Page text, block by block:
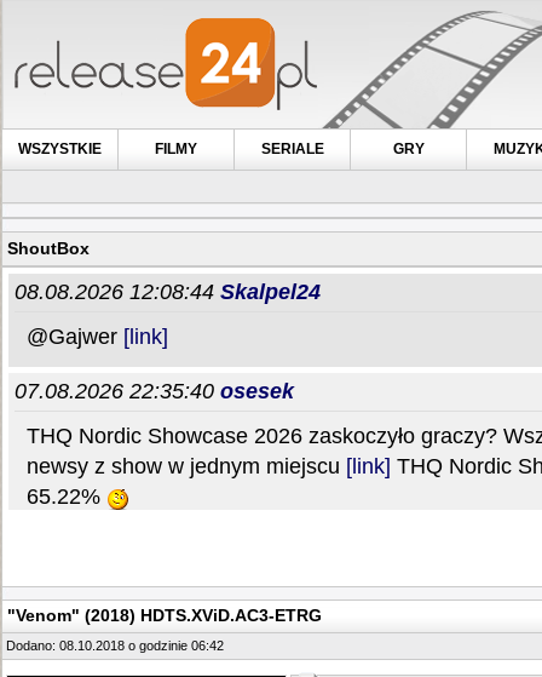
WSZYSTKIE FILMY SERIALE GRY
ShoutBox
"Venom" (2018) HDTS.XViD.AC3-ETRG
Dodano: 08.10.2018 o godzinie 06:42